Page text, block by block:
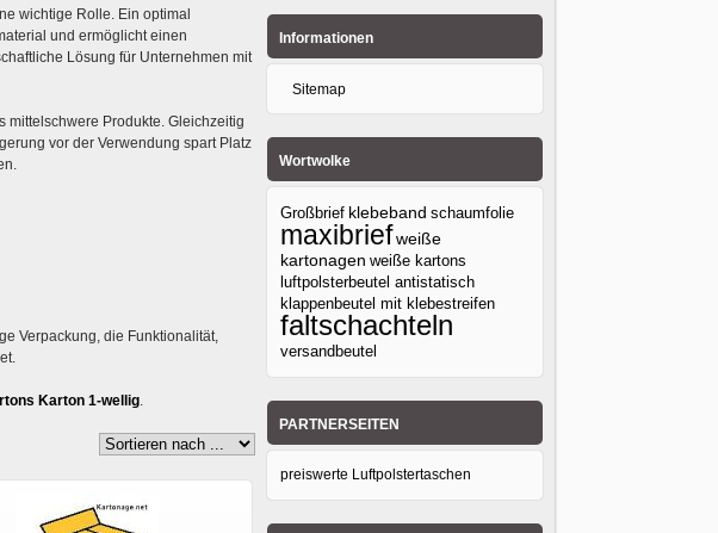
wichtige Rolle. Ein optimal
und ermöglicht einen
Lösung für Unternehmen mit
mittelschwere Produkte. Gleichzeitig
vor der Verwendung spart Platz
Verpackung, die Funktionalität,
Karton 1-wellig.
Informationen
Sitemap
Wortwolke
Großbrief klebeband schaumfolie
maxibrief weiße
kartonagen weiße kartons
luftpolsterbeutel antistatisch
klappenbeutel mit klebestreifen
faltschachteln
versandbeutel
PARTNERSEITEN
preiswerte Luftpolstertaschen